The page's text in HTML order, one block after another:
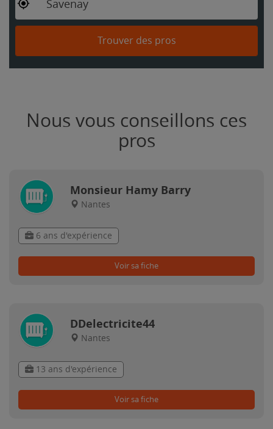
Savenay
Trouver des pros
Nous vous conseillons ces
pros
Monsieur Hamy Barry
Nantes
6 ans d'expérience
Voir sa fiche
DDelectricite44
Nantes
13 ans d'expérience
Voir sa fiche